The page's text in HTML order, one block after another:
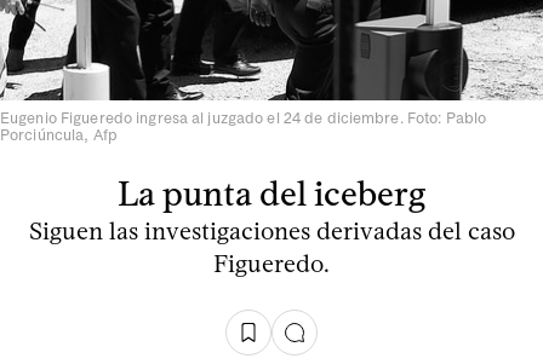
Eugenio Figueredo ingresa al juzgado el 24 de diciembre. Foto: Pablo
Porciúncula, Afp
La punta del iceberg
Siguen las investigaciones derivadas del caso
Figueredo.